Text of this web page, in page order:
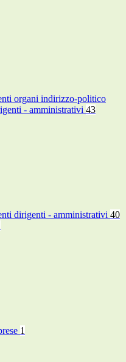
organi indirizzo-politico
- amministrativi 43
dirigenti - amministrativi 40
1